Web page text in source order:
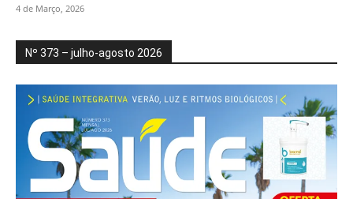
4 de Março, 2026
Nº 373 – julho-agosto 2026